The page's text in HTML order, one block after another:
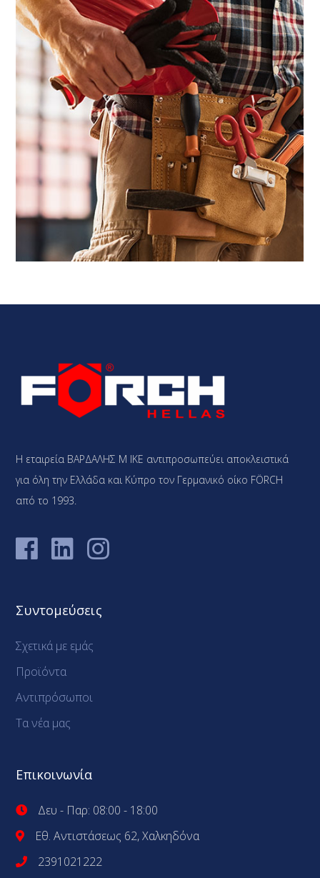
Η εταιρεία ΒΑΡΔΑΛΗΣ Μ ΙΚΕ αντιπροσωπεύει αποκλειστικά
για όλη την Ελλάδα και Κύπρο τον Γερμανικό οίκο FÖRCH
από το 1993.
Συντομεύσεις
Σχετικά με εμάς
Προϊόντα
Αντιπρόσωποι
Τα νέα μας
Επικοινωνία
Δευ - Παρ: 08:00 - 18:00
Εθ. Αντιστάσεως 62, Χαλκηδόνα
2391021222